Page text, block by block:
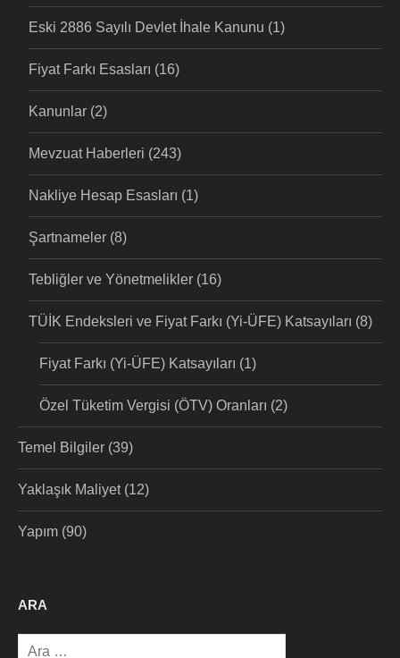
Eski 2886 Sayılı Devlet İhale Kanunu (1)
Fiyat Farkı Esasları (16)
Kanunlar (2)
Mevzuat Haberleri (243)
Nakliye Hesap Esasları (1)
Şartnameler (8)
Tebliğler ve Yönetmelikler (16)
TÜİK Endeksleri ve Fiyat Farkı (Yi-ÜFE) Katsayıları (8)
Fiyat Farkı (Yi-ÜFE) Katsayıları (1)
Özel Tüketim Vergisi (ÖTV) Oranları (2)
Temel Bilgiler (39)
Yaklaşık Maliyet(12)
Yapım (90)
ARA
Arama: